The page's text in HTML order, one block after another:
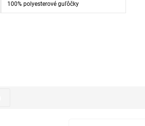
100% polyesterové guľôčky